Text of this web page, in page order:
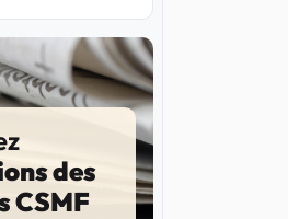
des
CSMF